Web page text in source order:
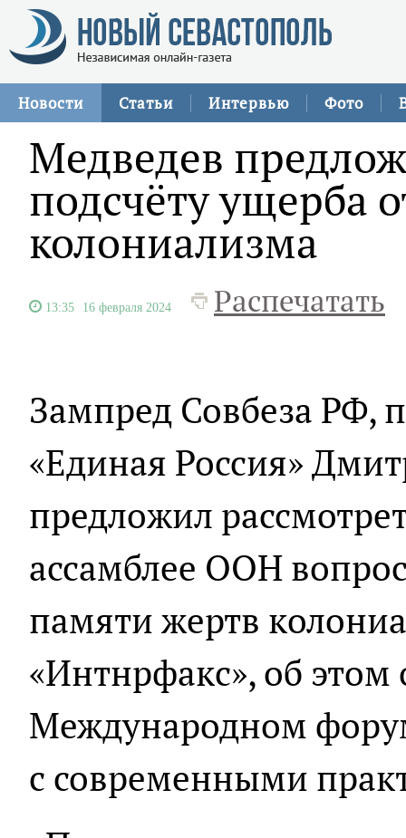
Новости Статьи Интервью Фото
Медведев
подсчёту ущерба
колониализма
13:35 16 февраля 2024 Распечатать
Зампред Совбеза РФ,
«Единая Россия»
предложил
ассамблее ООН
памяти жертв
«Интнрфакс», об этом
Международном
с современными